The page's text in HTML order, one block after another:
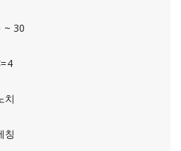
~ 30
치
칭